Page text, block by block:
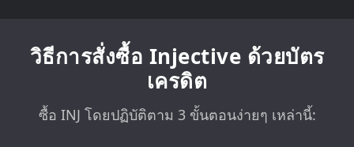
วิธีการสั่งซื้อ Injective ด้วยบัตร
เครดิต
ซื้อ INJ โดยปฏิบัติตาม 3 ขั้นตอนง่ายๆ เหล่านี้: